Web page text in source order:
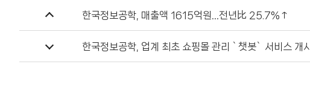
일
이전 글
한국정보공학, 매출액 1615억원…전년比 25.7%↑
다음 글
한국정보공학, 업계 최초 쇼핑몰 관리 `챗봇` 서비스 개시